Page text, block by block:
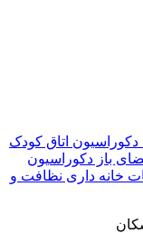
دکوراسیون اتاق کودک
باز دکوراسیون
خانه داری نظافت و